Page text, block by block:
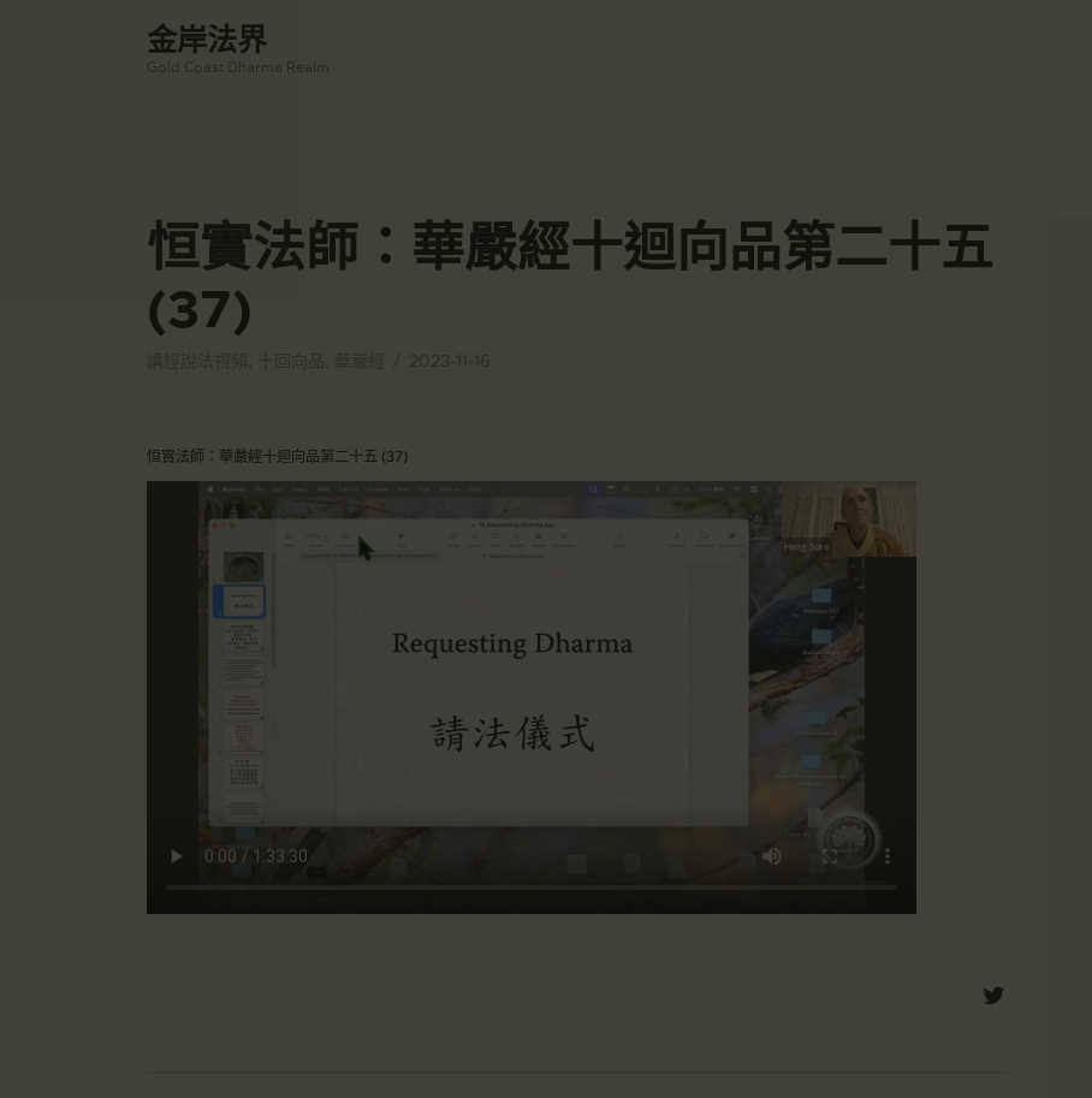
金岸法界
Gold Coast Dharma Realm
宣化上人
登录|LOGIN
恒實法師：華嚴經十迴向品第二十五
(37)
恒實法師：華嚴經十迴向品第二十五 (37)
👉Zoom Link 链接：
https://drba-org.zoom.us/j/84914586289
👉Meeting ID 会议号：84914586289